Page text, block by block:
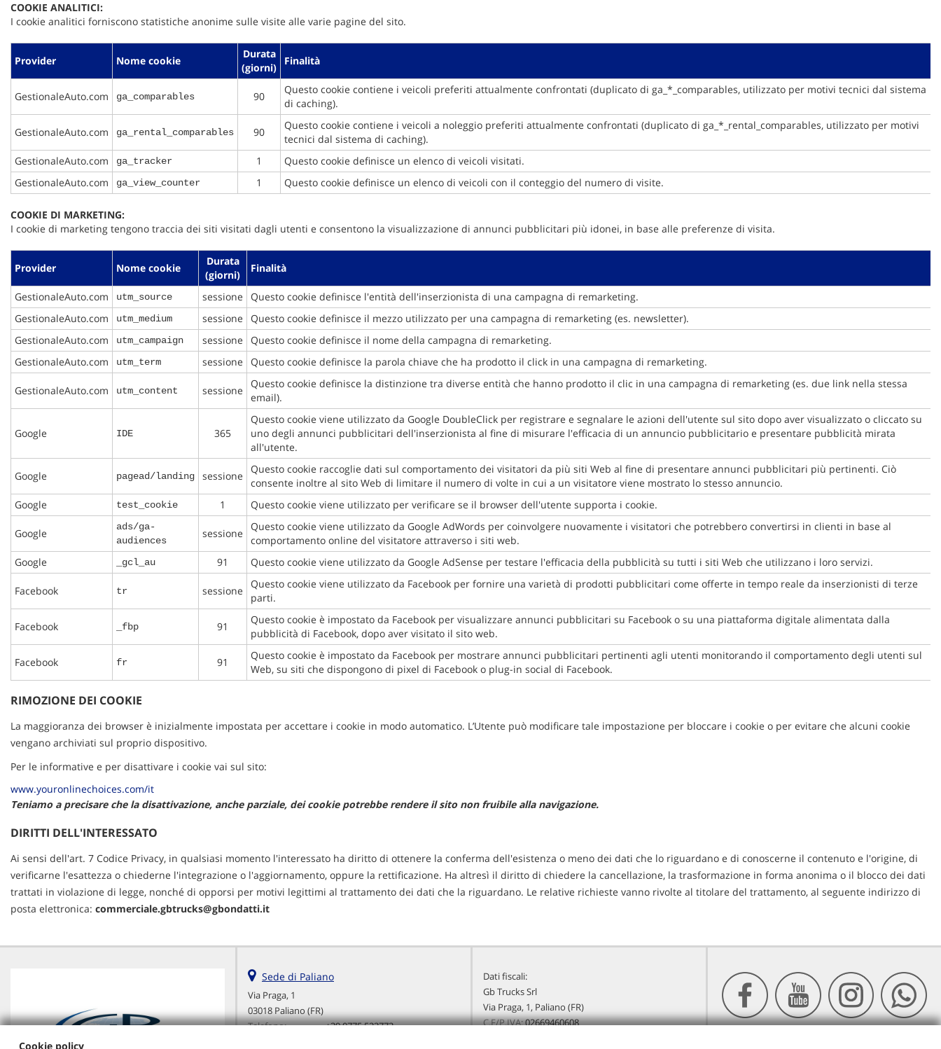
COOKIE ANALITICI:
I cookie analitici forniscono statistiche anonime sulle visite alle varie pagine del sito.
Provider Nome cookie
Durata
(giorni)
Finalità
GestionaleAuto.com ga_comparables 90
Questo cookie contiene i veicoli preferiti attualmente confrontati (duplicato di ga_*_comparables, utilizzato per motivi tecnici dal sistema
di caching).
GestionaleAuto.com ga_rental_comparables 90
Questo cookie contiene i veicoli a noleggio preferiti attualmente confrontati (duplicato di ga_*_rental_comparables, utilizzato per motivi
tecnici dal sistema di caching).
GestionaleAuto.com
ga_tracker 1
Questo cookie definisce un elenco di veicoli visitati.
GestionaleAuto.com
ga_view_counter 1 Questo cookie definisce un elenco di veicoli con il conteggio del numero di visite.
COOKIE DI MARKETING:
I cookie di marketing tengono traccia dei siti visitati dagli utenti e consentono la visualizzazione di annunci pubblicitari più idonei, in base alle preferenze di visita.
Provider Nome cookie
Durata
(giorni)
Finalità
GestionaleAuto.com utm_source sessione
Questo cookie definisce l'entità dell'inserzionista di una campagna di remarketing.
GestionaleAuto.com
utm_medium sessione
Questo cookie definisce il mezzo utilizzato per una campagna di remarketing (es. newsletter).
GestionaleAuto.com
utm_campaign sessione
Questo cookie definisce il nome della campagna di remarketing.
GestionaleAuto.com
utm_term sessione Questo cookie definisce la parola chiave che ha prodotto il click in una campagna di remarketing.
GestionaleAuto.com utm_content sessione
Questo cookie definisce la distinzione tra diverse entità che hanno prodotto il clic in una campagna di remarketing (es. due link nella stessa
email).
Google IDE 365
Questo cookie viene utilizzato da Google DoubleClick per registrare e segnalare le azioni dell'utente sul sito dopo aver visualizzato o cliccato su
uno degli annunci pubblicitari dell'inserzionista al fine di misurare l'efficacia di un annuncio pubblicitario e presentare pubblicità mirata
all'utente.
Google pagead/landing sessione
Questo cookie raccoglie dati sul comportamento dei visitatori da più siti Web al fine di presentare annunci pubblicitari più pertinenti. Ciò
consente inoltre al sito Web di limitare il numero di volte in cui a un visitatore viene mostrato lo stesso annuncio.
Google
test_cookie 1 Questo cookie viene utilizzato per verificare se il browser dell'utente supporta i cookie.
Google
ads/ga-
audiences
sessione
Questo cookie viene utilizzato da Google AdWords per coinvolgere nuovamente i visitatori che potrebbero convertirsi in clienti in base al
comportamento online del visitatore attraverso i siti web.
Google
_gcl_au 91 Questo cookie viene utilizzato da Google AdSense per testare l'efficacia della pubblicità su tutti i siti Web che utilizzano i loro servizi.
Facebook tr sessione
Questo cookie viene utilizzato da Facebook per fornire una varietà di prodotti pubblicitari come offerte in tempo reale da inserzionisti di terze
parti.
Facebook _fbp 91
Questo cookie è impostato da Facebook per visualizzare annunci pubblicitari su Facebook o su una piattaforma digitale alimentata dalla
pubblicità di Facebook, dopo aver visitato il sito web.
Facebook fr 91
Questo cookie è impostato da Facebook per mostrare annunci pubblicitari pertinenti agli utenti monitorando il comportamento degli utenti sul
Web, su siti che dispongono di pixel di Facebook o plug-in social di Facebook.
RIMOZIONE DEI COOKIE
La maggioranza dei browser è inizialmente impostata per accettare i cookie in modo automatico. L’Utente può modificare tale impostazione per bloccare i cookie o per evitare che alcuni cookie
vengano archiviati sul proprio dispositivo.
Per le informative e per disattivare i cookie vai sul sito:
www.youronlinechoices.com/it
Teniamo a precisare che la disattivazione, anche parziale, dei cookie potrebbe rendere il sito non fruibile alla navigazione.
DIRITTI DELL'INTERESSATO
Ai sensi dell'art. 7 Codice Privacy, in qualsiasi momento l'interessato ha diritto di ottenere la conferma dell'esistenza o meno dei dati che lo riguardano e di conoscerne il contenuto e l'origine, di
verificarne l'esattezza o chiederne l'integrazione o l'aggiornamento, oppure la rettificazione. Ha altresì il diritto di chiedere la cancellazione, la trasformazione in forma anonima o il blocco dei dati
trattati in violazione di legge, nonché di opporsi per motivi legittimi al trattamento dei dati che la riguardano. Le relative richieste vanno rivolte al titolare del trattamento, al seguente indirizzo di
posta elettronica: commerciale.gbtrucks@gbondatti.it
Sede di Paliano
Via Praga, 1
03018 Paliano (FR)
Telefono:
+39 0775 533773
Dati fiscali:
Gb Trucks Srl
Via Praga, 1, Paliano (FR)
C.F/P.IVA:02669460608
Cookie policy